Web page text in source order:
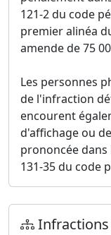
121-2 du code
premier alinéa
amende de 75
Les personnes
de l'infraction
encourent
d'affichage ou
prononcée
131-35 du code
Infractions